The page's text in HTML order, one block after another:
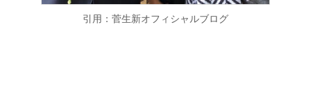
引用：菅生新オフィシャルブログ